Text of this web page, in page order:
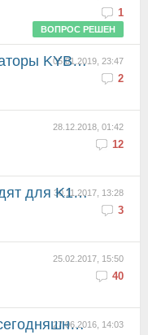
1
ВОПРОС РЕШЕН
05.01.2019, 23:47
2
333721 Красноярск
28.12.2018, 01:42
12
30.11.2017, 13:28
3
для K12 '06
25.02.2017, 15:50
40
27.06.2016, 14:03
день